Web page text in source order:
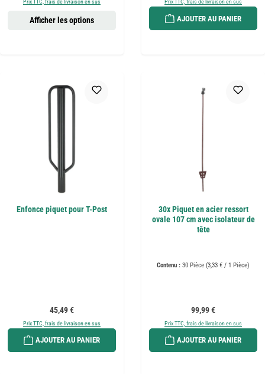
Prix TTC, frais de livraison en sus
Afficher les options
Prix TTC, frais de livraison en sus
AJOUTER AU PANIER
Enfonce piquet pour T-Post
Prix régulier :
45,49 €
Prix TTC, frais de livraison en sus
AJOUTER AU PANIER
30x Piquet en acier ressort
ovale 107 cm avec isolateur de
tête
Contenu : 30 Pièce (3,33 € / 1 Pièce)
Prix régulier :
99,99 €
Prix TTC, frais de livraison en sus
AJOUTER AU PANIER